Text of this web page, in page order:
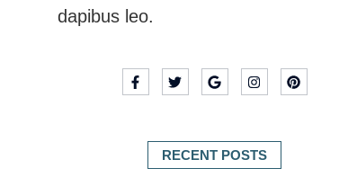
dapibus leo.
RECENT POSTS